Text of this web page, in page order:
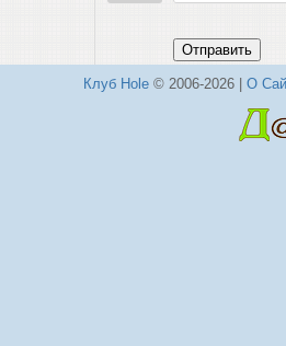
Отправить
Клуб Hole© 2006-2026 | О